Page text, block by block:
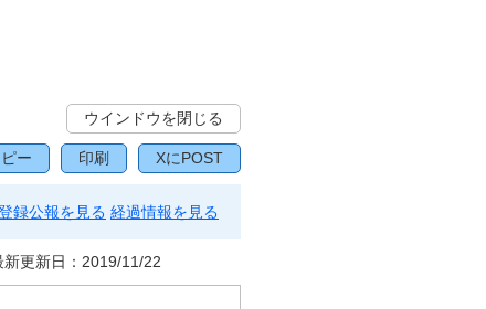
ウインドウを閉じる
ー 印刷 XにPOST
録公報を見る 経過情報を見る
新更新日： 2019/11/22